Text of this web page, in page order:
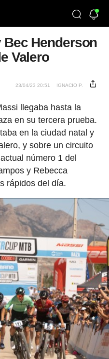
Bec Henderson
Valero
23/04/23 20:51 IGNACIO P.
llegaba hasta la
en su tercera prueba.
en la ciudad natal y
y sobre un circuito
número 1 del
y Rebecca
rápidos del día.